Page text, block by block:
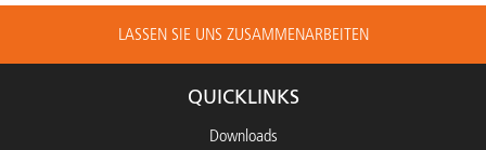
LASSEN SIE UNS ZUSAMMENARBEITEN
QUICKLINKS
Downloads